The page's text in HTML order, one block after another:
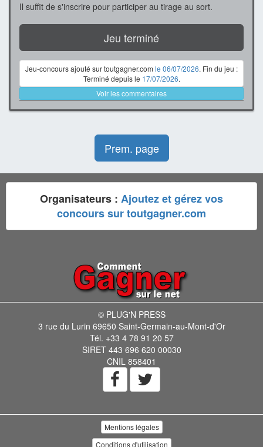
Il suffit de s'inscrire pour participer au tirage au sort.
Jeu terminé
Jeu-concours ajouté sur toutgagner.com le 06/07/2026. Fin du jeu :
Terminé depuis le 17/07/2026.
Voir les commentaires
Prem. page
Organisateurs : Ajoutez et gérez vos
concours sur toutgagner.com
© PLUG'N PRESS
3 rue du Lurin 69650 Saint-Germain-au-Mont-d'Or
Tél. +33 4 78 91 20 57
SIRET 443 696 620 00030
CNIL 858401
Mentions légales
Conditions d'utilisation